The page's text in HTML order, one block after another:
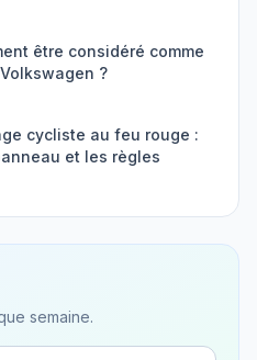
être considéré comme
?
cycliste au feu rouge :
et les règles
semaine.